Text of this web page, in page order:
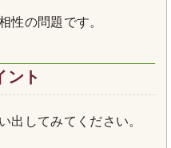
性の問題です。
ント
出してみてください。